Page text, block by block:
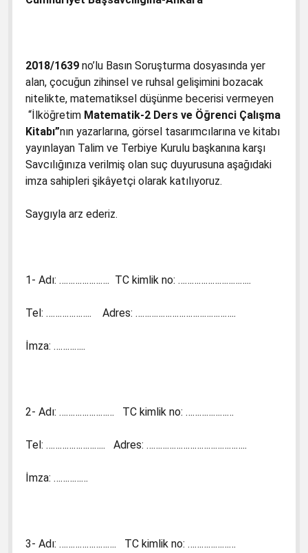
2018/1639 no’lu Basın Soruşturma dosyasında yer
alan, çocuğun zihinsel ve ruhsal gelişimini bozacak
nitelikte, matematiksel düşünme becerisi vermeyen
“İlköğretim Matematik-2 Ders ve Öğrenci Çalışma
Kitabı”nın yazarlarına, görsel tasarımcılarına ve kitabı
yayınlayan Talim ve Terbiye Kurulu başkanına karşı
Savcılığınıza verilmiş olan suç duyurusuna aşağıdaki
imza sahipleri şikâyetçi olarak katılıyoruz.
Saygıyla arz ederiz.
1- Adı: …………………. TC kimlik no: …………………………..
Tel: ……………….. Adres: ……………………………………..
İmza: …………..
2- Adı: …………………… TC kimlik no: …………………
Tel: …………………….. Adres: ……………………………………..
İmza: ……………
3- Adı: ……………………. TC kimlik no: …………………